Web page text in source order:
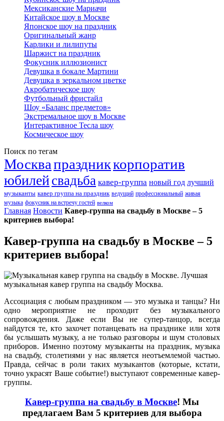
Мексиканские Мариачи
Китайское шоу в Москве
Японское шоу на праздник
Оригинальный жанр
Карлики и лилипуты
Шаржист на праздник
Фокусник иллюзионист
Девушка в бокале Мартини
Девушка в зеркальном цветке
Акробатическое шоу
Футбольный фристайл
Шоу «Баланс предметов»
Экстремальное шоу в Москве
Интерактивное Тесла шоу
Космическое шоу
Поиск по тегам
Москвапраздниккорпоратив
юбилейсвадьба кавер-группа новый год лучший
музыканты кавер группа на праздник ведущий профессиональный живая
музыка фокусник на встречу гостей велком
Главная Новости Кавер-группа на свадьбу в Москве – 5
критериев выбора!
Кавер-группа на свадьбу в Москве – 5
критериев выбора!
Ассоциация с любым праздником — это музыка и танцы? Ни
одно мероприятие не проходит без музыкального
сопровождения. Даже если Вы не супер-танцор, всегда
найдутся те, кто захочет потанцевать на празднике или хотя
бы услышать музыку, а не только разговоры и шум столовых
приборов. Именно поэтому музыканты на праздник, музыка
на свадьбу, столетиями у нас является неотъемлемой частью.
Правда, сейчас в роли таких музыкантов (которые, кстати,
точно украсят Ваше событие!) выступают современные кавер-
группы.
Кавер-группа на свадьбу в Москве! Мы
предлагаем Вам 5 критериев для выбора